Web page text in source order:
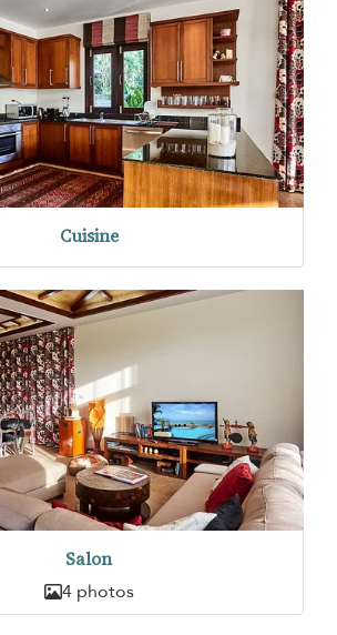
Cuisine
Salon
4 photos